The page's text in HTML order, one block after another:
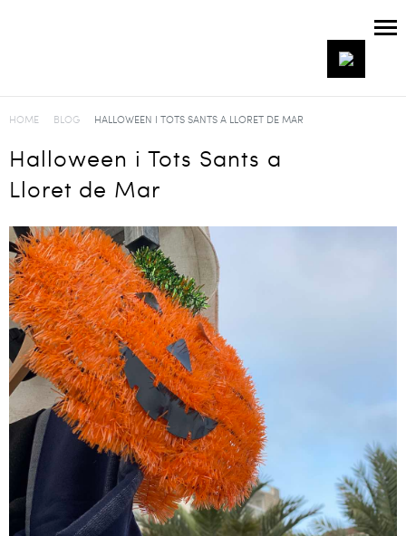
HOME BLOG HALLOWEEN I TOTS SANTS A LLORET DE MAR
Halloween i Tots Sants a
Lloret de Mar